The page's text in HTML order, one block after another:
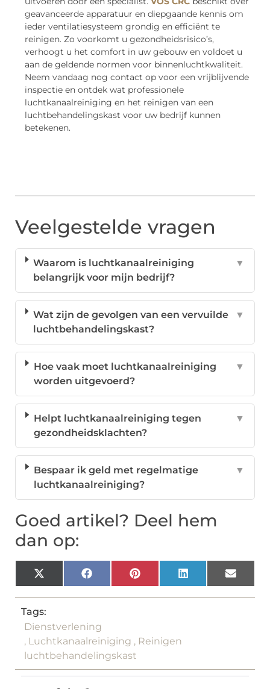
geavanceerde apparatuur en diepgaande kennis om
ieder ventilatiesysteem grondig en efficiënt te
reinigen. Zo voorkomt u gezondheidsrisico’s,
verhoogt u het comfort in uw gebouw en voldoet u
aan de geldende normen voor binnenluchtkwaliteit.
Neem vandaag nog contact op voor een vrijblijvende
inspectie en ontdek wat professionele
luchtkanaalreiniging en het reinigen van een
luchtbehandelingskast voor uw bedrijf kunnen
betekenen.
Veelgestelde vragen
Waarom is luchtkanaalreiniging
belangrijk voor mijn bedrijf?
▼
Wat zijn de gevolgen van een vervuilde
luchtbehandelingskast?
▼
Hoe vaak moet luchtkanaalreiniging
worden uitgevoerd?
▼
Helpt luchtkanaalreiniging tegen
gezondheidsklachten?
▼
Bespaar ik geld met regelmatige
luchtkanaalreiniging?
▼
Goed artikel? Deel hem
dan op:
X
(Twitter)
FacebookPinterestLinkedIn Email
Tags:
Dienstverlening
, Luchtkanaalreiniging , Reinigen
luchtbehandelingskast